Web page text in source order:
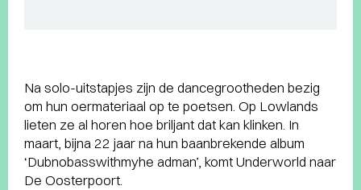
Na solo-uitstapjes zijn de dancegrootheden bezig
om hun oermateriaal op te poetsen. Op Lowlands
lieten ze al horen hoe briljant dat kan klinken. In
maart, bijna 22 jaar na hun baanbrekende album
‘Dubnobasswithmyhe adman’, komt Underworld naar
De Oosterpoort.